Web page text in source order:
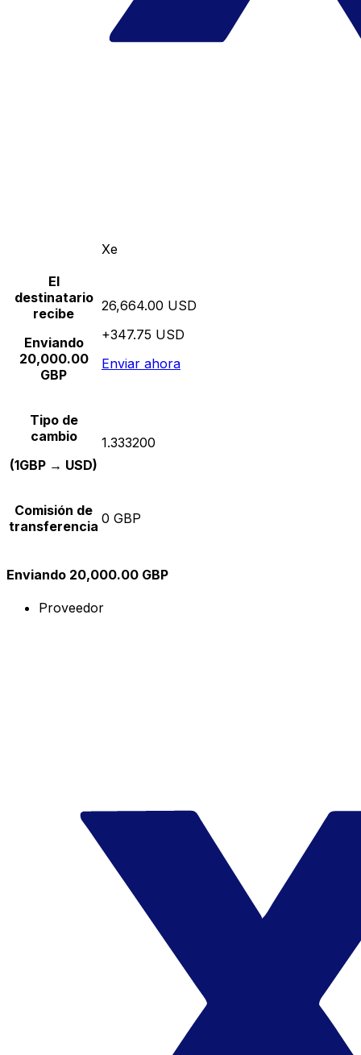
Xe
El
destinatario
recibe
Enviando
20,000.00
GBP
26,664.00 USD
+347.75 USD
Enviar ahora
Tipo de
cambio
(1GBP → USD)
1.333200
Comisión de
transferencia 0 GBP
Enviando 20,000.00 GBP
Proveedor